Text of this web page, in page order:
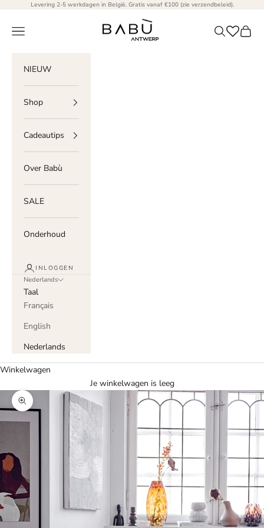
Naar inhoudLevering 2-5 werkdagen in België. Gratis vanaf €100 (zie verzendbeleid).
Babù Antwerp
Menu Zoeken
NIEUW
Shop
Cadeautips
Over Babù
SALE
Onderhoud
INLOGGEN
Nederlands
Taal
Français
English
Nederlands
Winkelwagen
Je winkelwagen is leeg
In-/uitzoomen